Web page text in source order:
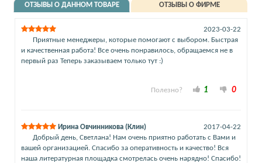
ОТЗЫВЫ О ДАННОМ ТОВАРЕ ОТЗЫВЫ О ФИРМЕ
2023-03-22
Приятные менеджеры, которые помогают с выбором. Быстрая
и качественная работа! Все очень понравилось, обращаемся не в
первый раз Теперь заказываем только тут :)
Полезно? 1 0
Ирина Овчинникова (Клин)
2017-04-22
Добрый день, Светлана! Нам очень приятно работать с Вами и
вашей организацией. Спасибо за оперативность и качество! Вся
наша литературная площадка смотрелась очень нарядно! Спасибо!